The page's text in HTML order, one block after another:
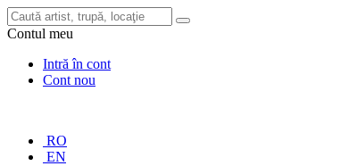
Contul meu
Intră în cont
Cont nou
RO
EN